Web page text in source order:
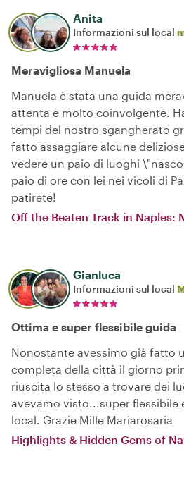
Anita
Informazioni sul local
Meravigliosa Manuela
Manuela è stata una guida
attenta e molto coinvolgente.
tempi del nostro sgangherato
fatto assaggiare alcune
vedere un paio di luoghi
paio di ore con lei nei vicoli di
patirete!
Off the Beaten Track in Naples:
Gianluca
Informazioni sul local
Ottima e super flessibile guida
Nonostante avessimo già fatto
completa della città il giorno
riuscita lo stesso a trovare dei
avevamo visto...super flessibile
local. Grazie Mille Mariarosaria
Highlights & Hidden Gems of